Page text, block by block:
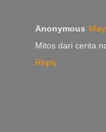
Anonymous
Mitos dari cerita
Reply